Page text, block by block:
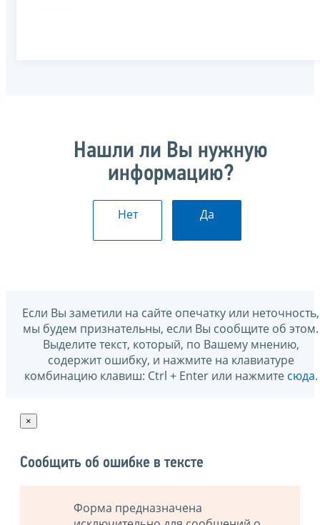
Нашли ли Вы нужную
информацию?
Нет Да
Если Вы заметили на сайте опечатку или неточность,
мы будем признательны, если Вы сообщите об этом.
Выделите текст, который, по Вашему мнению,
содержит ошибку, и нажмите на клавиатуре
комбинацию клавиш: Ctrl + Enter или нажмите сюда.
×
Сообщить об ошибке в тексте
Форма предназначена